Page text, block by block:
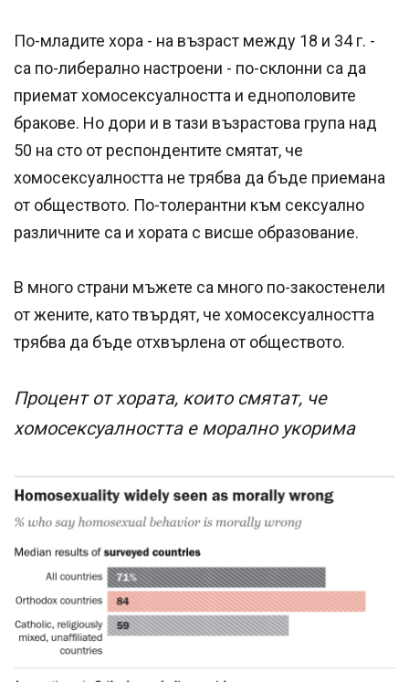
По-младите хора - на възраст между 18 и 34 г. -
са по-либерално настроени - по-склонни са да
приемат хомосексуалността и еднополовите
бракове. Но дори и в тази възрастова група над
50 на сто от респондентите смятат, че
хомосексуалността не трябва да бъде приемана
от обществото. По-толерантни към сексуално
различните са и хората с висше образование.
В много страни мъжете са много по-закостенели
от жените, като твърдят, че хомосексуалността
трябва да бъде отхвърлена от обществото.
Процент от хората, които смятат, че
хомосексуалността е морално укорима